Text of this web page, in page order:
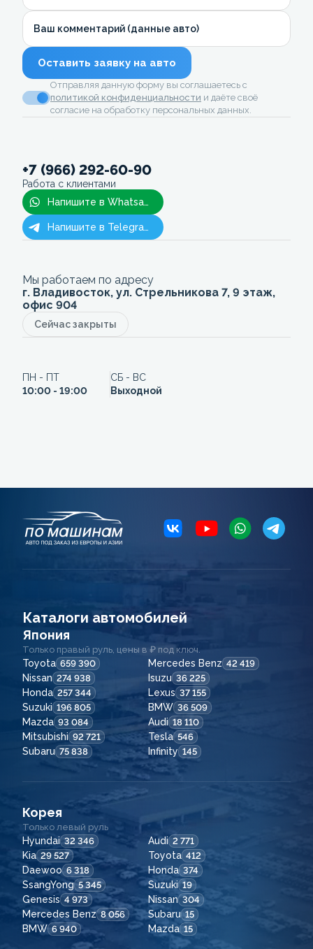
Ваш комментарий (данные авто)
Оставить заявку на авто
Отправляя данную форму вы соглашаетесь с
политикой конфиденциальности и даёте своё
согласие на обработку персональных данных.
+7 (966) 292-60-90
Работа с клиентами
Напишите в Whatsapp
Напишите в Telegram
Мы работаем по адресу
г. Владивосток, ул. Стрельникова 7, 9 этаж,
офис 904
Сейчас закрыты
ПН - ПТ
10:00 - 19:00
СБ - ВС
Выходной
Каталоги автомобилей
Япония
Только правый руль, цены в ₽ под ключ.
Toyota 659 390 Mercedes Benz 42 419
Nissan 274 938 Isuzu 36 225
Honda 257 344 Lexus 37 155
Suzuki 196 805 BMW 36 509
Mazda 93 084 Audi 18 110
Mitsubishi 92 721 Tesla 546
Subaru 75 838 Infinity 145
Корея
Только левый руль
Hyundai 32 346 Audi 2 771
Kia 29 527 Toyota 412
Daewoo 6 318 Honda 374
SsangYong 5 345 Suzuki 19
Genesis 4 973 Nissan 304
Mercedes Benz 8 056 Subaru 15
BMW 6 940 Mazda 15